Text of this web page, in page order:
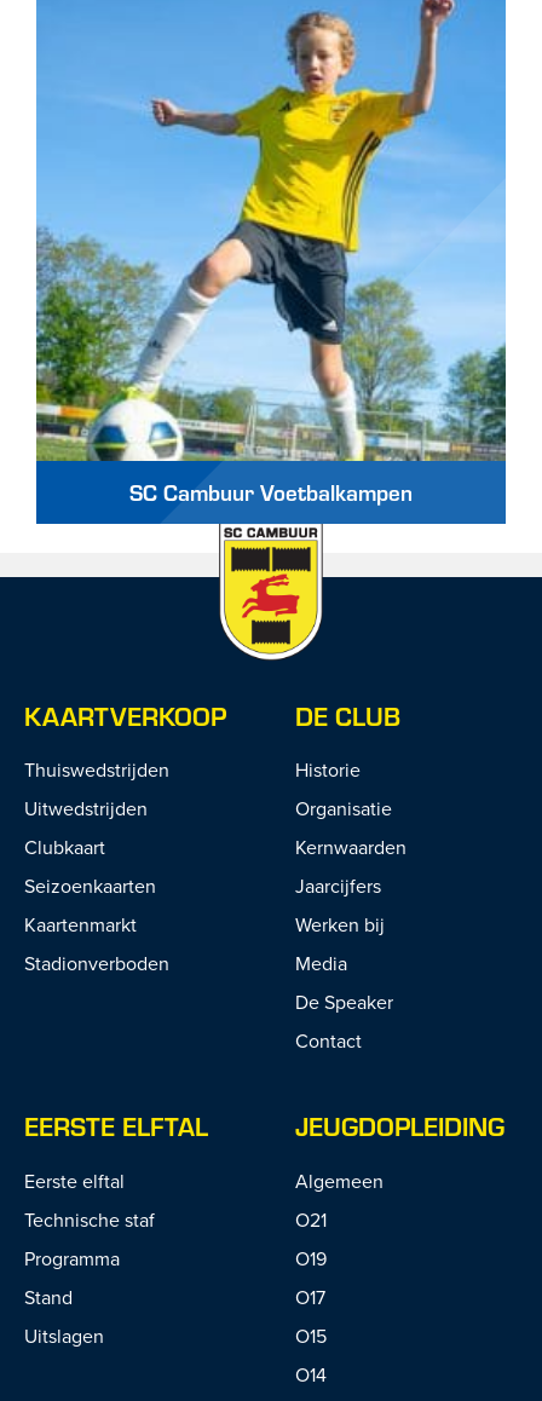
SC Cambuur Voetbalkampen
KAARTVERKOOP
Thuiswedstrijden
Uitwedstrijden
Clubkaart
Seizoenkaarten
Kaartenmarkt
Stadionverboden
DE CLUB
Historie
Organisatie
Kernwaarden
Jaarcijfers
Werken bij
Media
De Speaker
Contact
EERSTE ELFTAL
Eerste elftal
Technische staf
Programma
Stand
Uitslagen
JEUGDOPLEIDING
Algemeen
O21
O19
O17
O15
O14